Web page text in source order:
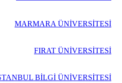
MARMARA ÜNİVERSİTESİ
FIRAT ÜNİVERSİTESİ
BİLGİ ÜNİVERSİTESİ